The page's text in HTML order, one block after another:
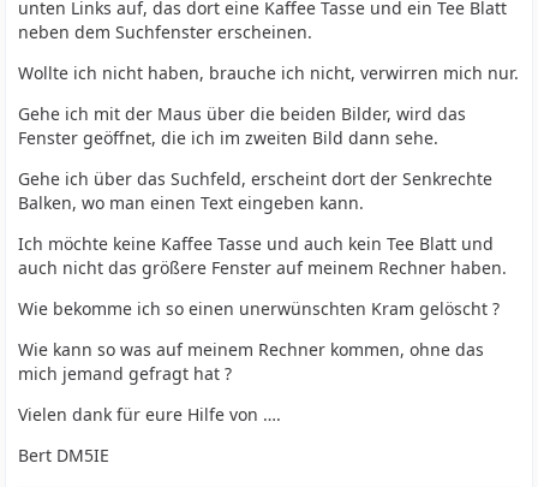
unten Links auf, das dort eine Kaffee Tasse und ein Tee Blatt
neben dem Suchfenster erscheinen.
Wollte ich nicht haben, brauche ich nicht, verwirren mich nur.
Gehe ich mit der Maus über die beiden Bilder, wird das
Fenster geöffnet, die ich im zweiten Bild dann sehe.
Gehe ich über das Suchfeld, erscheint dort der Senkrechte
Balken, wo man einen Text eingeben kann.
Ich möchte keine Kaffee Tasse und auch kein Tee Blatt und
auch nicht das größere Fenster auf meinem Rechner haben.
Wie bekomme ich so einen unerwünschten Kram gelöscht ?
Wie kann so was auf meinem Rechner kommen, ohne das
mich jemand gefragt hat ?
Vielen dank für eure Hilfe von ….
Bert DM5IE